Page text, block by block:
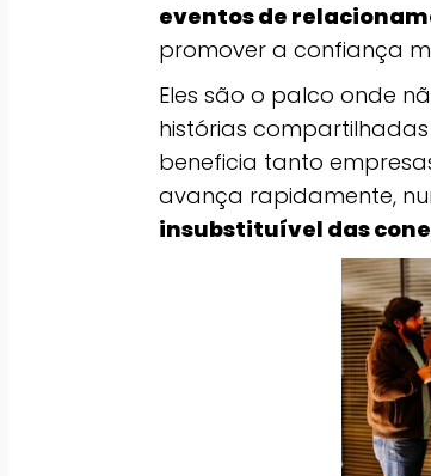
eventos de
promover a confiança
Eles são o palco onde
histórias
beneficia tanto
avança rapidamente,
insubstituível das